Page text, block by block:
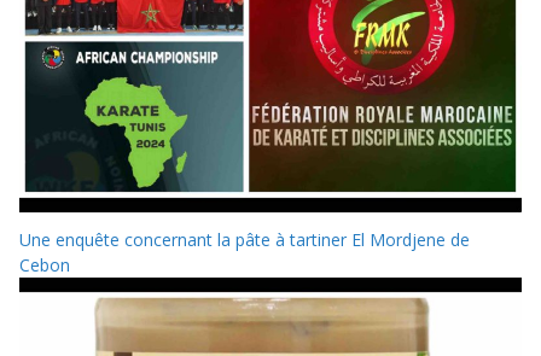
Une enquête concernant la pâte à tartiner El Mordjene de
Cebon